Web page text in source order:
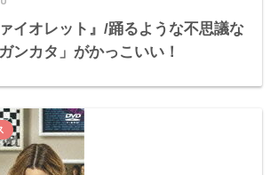
イオレット』/踊るような不思議な
ンカタ」がかっこいい！